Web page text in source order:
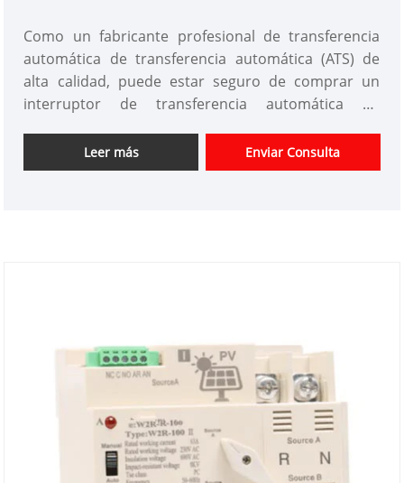
Como un fabricante profesional de transferencia
automática de transferencia automática (ATS) de
alta calidad, puede estar seguro de comprar un
interruptor de transferencia automática de
ofreceremos el mejor servicio postventa y entrega
oportuna. El diagrama de cableado principal para
lámpara de señal para controlar la fuente de
alimentación. Nota: 101 y 106 no pudieron
conectarse con ninguna otra línea. Cuando esté
arriba (debajo) de la línea de entrada, debajo
(arriba) terminal ⅰ y ⅱ Las fases de línea A, B, B se
conectarán con líneas de cobre o líneas que actúan
Leer más Enviar Consulta